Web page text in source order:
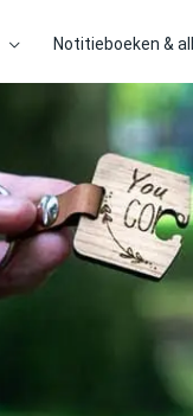
Notitieboeken &